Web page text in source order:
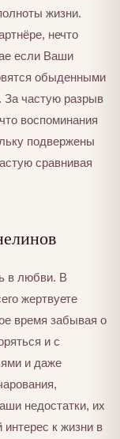
жизни.
нечто
если Ваши
обыденными
За частую разрыв
воспоминания
подвержены
сравнивая
в любви. В
жертвуете
время забывая о
и с
и даже
недостатки, их
интерес к жизни в